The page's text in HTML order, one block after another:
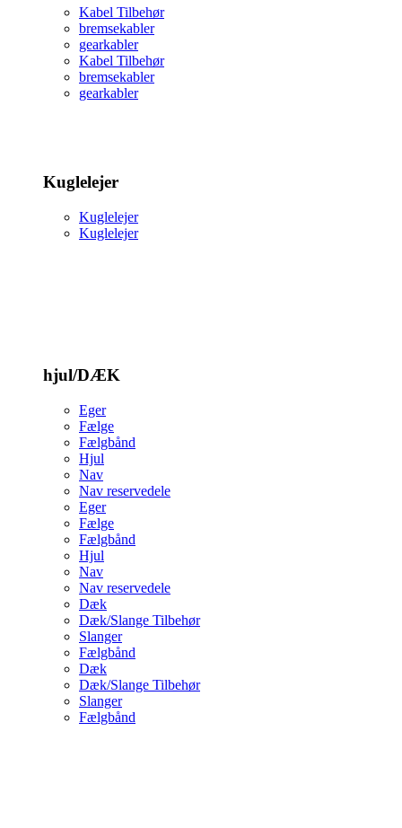
Kabel Tilbehør
bremsekabler
gearkabler
Kabel Tilbehør
bremsekabler
gearkabler
Kuglelejer
Kuglelejer
Kuglelejer
hjul/DÆK
Eger
Fælge
Fælgbånd
Hjul
Nav
Nav reservedele
Eger
Fælge
Fælgbånd
Hjul
Nav
Nav reservedele
Dæk
Dæk/Slange Tilbehør
Slanger
Fælgbånd
Dæk
Dæk/Slange Tilbehør
Slanger
Fælgbånd